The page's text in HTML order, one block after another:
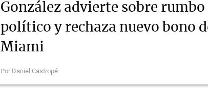
González advierte sobre rumbo
político y rechaza nuevo bono
Miami
Por Daniel Castropé